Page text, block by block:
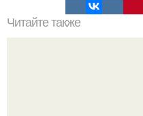
Читайте также